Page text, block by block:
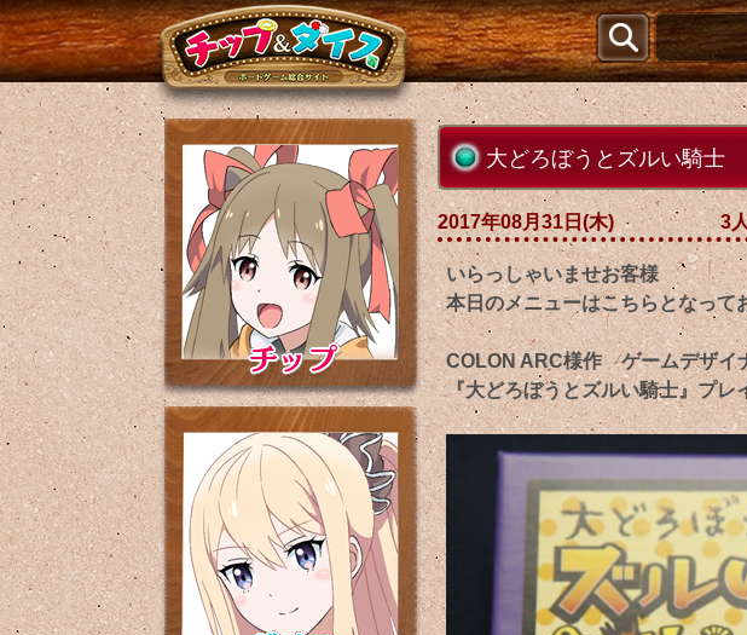
大どろぼうとズルい騎士
2017年08月31日(木) 3
いらっしゃいませお客様
本日のメニューはこちらとなって
COLON ARC様作 ゲームデザイ
『大どろぼうとズルい騎士』プ